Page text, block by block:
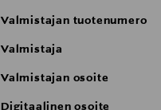
Valmistajan tuotenumero
Valmistaja
Valmistajan osoite
Digitaalinen osoite